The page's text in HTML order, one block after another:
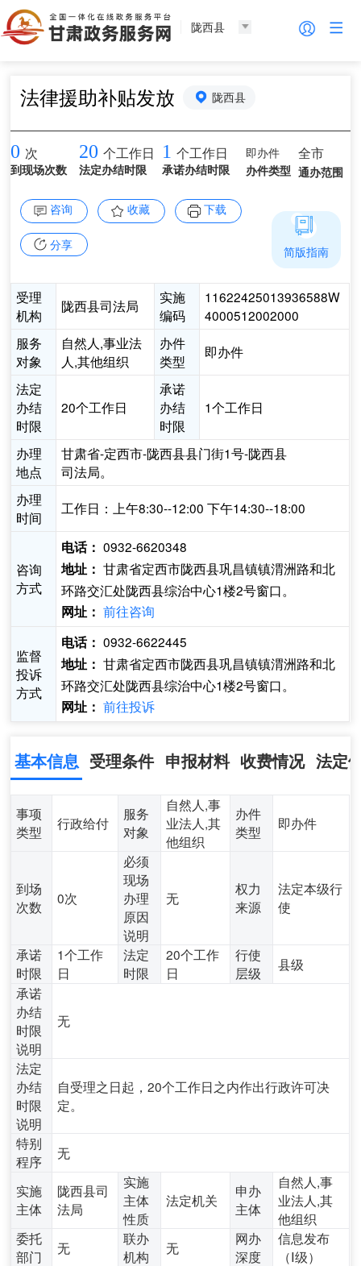
陇西县
法律援助补贴发放 陇西县
0 次
到现场次数
20 个工作日
法定办结时限
1 个工作日
承诺办结时限
即办件
办件类型
全市
通办范围
咨询 收藏 下载
分享
受理
机构
陇西县司法局
实施
编码
11622425013936588W
4000512002000
服务
对象
自然人,事业法
人,其他组织
办件
类型
即办件
法定
办结
时限
20个工作日
承诺
办结
时限
1个工作日
办理
地点
甘肃省-定西市-陇西县县门街1号-陇西县
司法局。
办理
时间
工作日：上午8:30--12:00 下午14:30--18:00
咨询
方式
电话： 0932-6620348
地址： 甘肃省定西市陇西县巩昌镇镇渭洲路和北
环路交汇处陇西县综治中心1楼2号窗口。
网址： 前往咨询
监督
投诉
方式
电话： 0932-6622445
地址： 甘肃省定西市陇西县巩昌镇镇渭洲路和北
环路交汇处陇西县综治中心1楼2号窗口。
网址： 前往投诉
简版指南
基本信息 受理条件 申报材料 收费情况 法定
事项
类型
行政给付
服务
对象
自然人,事
业法人,其
他组织
办件
类型
即办件
到场
次数
0次
必须
现场
办理
原因
说明
无
权力
来源
法定本级行
使
承诺
时限
1个工作
日
法定
时限
20个工作
日
行使
层级
县级
承诺
办结
时限
说明
无
法定
办结
时限
说明
自受理之日起，20个工作日之内作出行政许可决
定。
特别
程序
无
实施
主体
陇西县司
法局
实施
主体
性质
法定机关
申办
主体
自然人,事
业法人,其
他组织
委托
部门
无
联办
机构
无
网办
深度
信息发布
（Ⅰ级）